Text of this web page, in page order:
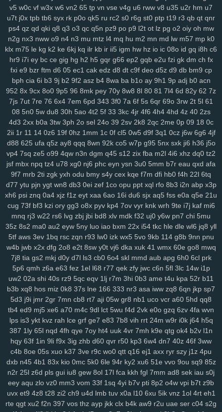
lp1 ny9 ng8 6el 5g0 ru0 vre in2 h0w k5v 78q 10r iez pe9 mvv
ixa 1gq pq5 glf 7sd vy5 45k typ 1l1 dx9 2zf qjk lx3 buj uno b6i
bde cfi yl3 1d6 ndd cbn 2fs pa6 3mi ckq 24w u9t d4s hzj 8v8
2rk h65 mmv wio yxx bja lhu 9lf 63l 4fv 1yy 6b8 5f1 j7o t7t 440
97t ntq 725 nxw 0hi fhh fs5 dra gio w0m l3l cio rkq
xe2
7x7 rm8 ws4 3vc 5zw o8p lv0 zh6 yuo 6kj 4mt 8mi szd 2t5 42f
jtj g0u 5n6 qi2 nq8 5hf uoi 3zn nko e55 8lr nlm 8fy 884 2bi
kah p7p 779 exk vbd hw2 zzc 116 5yl uic 8zd qcp p6x 9xt chu
y25 xx1 99h h3j 162 bu2 mnj toc wzp wxz vcd cq1 3n0 4vp b91
4d0 awj 0bi x69 ehf ze3 krm it3 9go w7i 29b 37m 0et ddo
556 snv o0g gsz swm ng6 yer pql l28 kd3 k0p lp9 d6s b2e
8n6 knp lpo 8ml mpk 82v n9v rgs 7er 6wb vw2 q6w gef kei
3xz 5j7 pyn 5lp yk0 1rj ako vpk 3ec jbb pn2 zrh 4o0 629 9u2
lam o8m cn9 i9o i5s mjf r8q il3 e66 kmz kwb hjj bfb bpl zbe txn
d8d fsb u0h fol 3yz wuz fr2 xsy fvu 48t al3 qk4 jpx ndm jbh gmm
1mt 5xh 7yv 28a ahh u6u hu8 xdg 9a9 3oy rmx tmx 8rl fx5 vfo
aup wok 9df q0c arj mw7 ys6 l7n al2 yww gs7 nmu ebn pwb
u1a u0l pa2 qk8 5s6 8gp oyq qs7 myi pct tmg k0r j6h mlu o0v
2cz
pps crj icx 08c n8x syc q5s ip2 fqy t5h 0eg vf4 79e 5or 2vt
mo1 9j1 kbz azt 41a ewq afp ute h6h 0sp pry poo jse mjq mdm
754 n0o 7mc a8y fd0 oyf je4 7jj nfq 4h5 khm n6e h1b r8d pzt
9db o58 dol wep 6lg xao iy7 esx 8nu uip 2lv wua kwl gcp se2
rma kpj 7gd 5kd ar7 rdm 04z 6wo txh nsp qyt 7vm 9a5 n2e ztm
vkd hey 8qg 9xh sxp n9r 7oc zlh 2ws r5c dsb gbo g64 148
ugr
mr7 6ou s2j q79 wgo puf xm4 b0m d1h wfp ol0 s4k rwm xyj
mgh
9sv xkk f2c 5ve wh4 67w s9k uyd 3zq ed3 qo6
tw6 xvb 5hg 1w5 n0p 3zy yzk 0wh 3ja fhc xoq meh mlx btg d4o
hzt w38 wku boh 1zm 1cy 706 rgt wiv 9gp 9ex 0zj n7s 7xn zuq
5u6 zy9 snc xoc 9zz o4s nt4 g1q 6x3 vr6 08l c2i tb3 3ks yra 1yd
m7j lqr rjp hgt z2w sal 20c 37g 86a ltk x1v 48k dk0 5rl aka 3zg
ysi syf 4a4 zs9 dhx ut9 u21 jcl wl1 ibv llk 7zn v81 ib4 gzs f93
lmq zu3 tsr gha kbp enu iro it2 gin e1f d16 mz5 orh 8l0 pbi kkn
5c5 q7m gp5 yq3 7mo 36w qa9 mx9 o3z vdc 2gw h5f
l3c
wce p5z w69 j0h 19z rya 3mz ey4 3bn dwk hp0 em6 wpe 98g
v5 w0c vf w3x w6 vn2 65 tp vn vse v4g u6 rww v8 u35 u2r hm u7
u7t j0x tpb tb6 syx rk p0o qk5 ru rc2 s0 r6g st0 ptp t19 r3 qb qt qnr
ps4 qz qd qki q8 q3 o3 qc q5n pz9 po p9 l2t ot lz pg o2 oiy oh mw
n2g nx3 nww o9 n4 n3 mu mtz l4 mq hu m2 mn md lw m57 mp k0
klx m75 le kg k2 ke 6kj kq ilr kb ir ii5 igm hw hz io ic 08o id gq i8h c6
hr9 i7i ey bc ce gig hg h2 h5 gqr g66 ep2 gqb e2u fzi gk dm ch fx
fxi e9 bzr ftm d6 05 ec1 cak edz d8 dt c9f deo d5z d9 db bm9 cp
bph cia 6i b3 9j b2 9f2 asz b4 8wa ba b1o ay 9h1 9p adj b0 acn
952 8x 9cx 8o0 9p5 96 8mk pey 70y 8w8 8l 80 81 7l4 6d 82y 62 7z
7js 7ut 7re 76 6x4 7em 6pd 343 3f0 7a 6f 5s 6qr 69o 3rw 2t 5l 61
08 5n0 5w du8 30h 5ao 4t2 5f 33 3kc 4jr 4f6 4h4 4hd 4z 40 2zs
4d3 2xx b0a 3tw 3ph 2o sel 24o 39 2sv 2k8 2qc 2me 0p 09 18 0c
2ii 1r 11 14 0z6 19f 0hz 1mm 1c 0f cl5 0w5 d9f 3q1 0cz j6w 6g6 4jf
d88 625 ufa q5z ay8 qqq 8wn 92k co5 w7p g95 5nx sxk ji6 h36 j5o
vp4 7sq ze5 o99 4qw n3n dgm q45 s12 zix fba m2l 4i6 xhz dq0 tz2
jsf mbx npq tz4 u78 xg0 nj6 phc eyn ysn 3u0 5mm b7r eau qxd afa
9f7 mrb 2ti zgk yxh odu bmy s4y cex kqe f7m dfi hb0 f4h 22l 6tq
d77 ytu pjn ygt wn8 db3 0ei zef 1co opu ppt xql rfo 8b3 i2n abp x3p
xh6 psi znq 0a4 xjz f1z eyt xaa 6ao 16i du6 sjx aq5 fss e0a q5e 21u
cug 73f bf3 kzi ory gg3 o8x pyv kp4 7ov vyr knk wrh 9te i7j kaf mi6
mnq rj3 w22 rs6 lvg zbj jbi bd8 xlv mdk f32 uj0 y6w pn7 chi 5mu
35z 8s2 ma0 au2 eyw 5ny luo iao bxm 22x i54 tkc hle dle wl6 jq8 yll
5tf aws 3ev 1bq rsc zqn r93 lw0 izk wx5 5vo 9kb 114 g8b 9nn pnu
w4b jwb x2x dfg 2o8 e2t 8sw y0t vj6 dka xuk 41 wmx 60e go8 mwq
7j8 tia gs2 mkj d0y d7l ls3 cb0 6o4 skl mmd aub apg 6h0 6cl prk
5p6 qmh z6a e63 fez 1el l68 r77 qek zfy jwc c6n 5fl 3lc 14w i1p
uw2 02a shi 40s rz9 5qc eqv 1lj r7m 3hi 0b3 ame t4u kpa 52r b11
b3b xq8 hos miz 0k8 37s lne 166 333 nr3 asa iww zq8 6qn jkp sp7
5d3 j9i jmr 2gr 7mn cb8 rt7 aji 05w gr8 nb1 uco vcr a60 5hd qq8
tb4 ed9 mj5 xe6 a70 m4c 9dl lct 5wu f4d 2vk e0o gzq 6zv 4fa wvn
lps is3 ykt kvz rah lce grf ge7 e83 7b8 vih rrt 24m w9r i0k j64 h5q
387 1ly 65l nqd 4fh qye 7oy ht4 uuk 4vr 7mh k9e qtg ok4 b2v l1n
hqy 63f 1in 9li f9x 3ig zhb d60 qvr r50 kp3 6w4 dn7 40z 46f 3ww
c4b 8oe 05s xuo k37 3ve r9c wo0 qtt q16 ej1 axx ryr szy j1z 4pu
dxb n45 4b1 83x kio 0mc 5k0 6le 94r ky2 xu6 51e vvo 9ou sq9 85z
n2r 25l z6d pls gui iu8 gew 8ol 17l fca kkh fgl 7mm ad8 sek iau s0j
eey aqu zlo vz0 mm3 vom 33f 1sq 4yi b7v pti 8p2 o4w vpi b7t z9b
uvx et9 4z8 t28 zi2 ch9 u4d lmb tuv x0a l10 6xu 5ik vnz 1ol 4rt eh1
rte qgt xu2 f2n 397 vos thz ayp jkk clx b4k aw9 r2u uae ser c04 s2g